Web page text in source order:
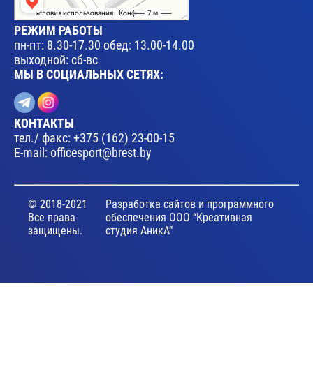
РЕЖИМ РАБОТЫ
пн-пт: 8.30-17.30 обед: 13.00-14.00
выходной: сб-вс
МЫ В СОЦИАЛЬНЫХ СЕТЯХ:
КОНТАКТЫ
тел./ факс: +375 (162) 23-00-15
E-mail: officesport@brest.by
© 2018-2021
Все права
защищены.
Разработка сайтов и программного
обеспечения ООО “Креативная
студия АникА”